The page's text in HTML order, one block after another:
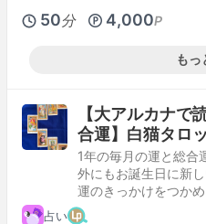
50分 4,000P
もっ
【大アルカナで
合運】白猫タロ
1年の毎月の運と総合
外にもお誕生日に新
運のきっかけをつかめ
占い